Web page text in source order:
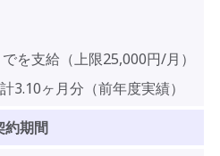
を支給（上限25,000円/月）
ヶ月分（前年度実績）
約期間